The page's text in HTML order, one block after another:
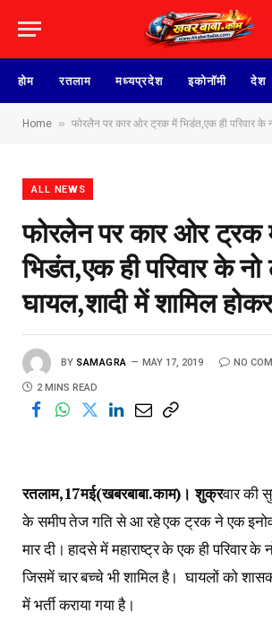
होम रतलाम मध्यप्रदेश इकोनॉमी देश
Home » फोरलेेन पर कार ओर ट्रक में भिडंत,एक ही परिवार के नो लोग
ALL NEWS
फोरलेेन पर कार ओर ट्रक
भिडंत,एक ही परिवार के नो
घायल,शादी में शामिल
BY SAMAGRA MAY 17, 2019 NO
2 MINS READ
रतलाम,17मई(खबरबाबा.काम)। शुक्रवार की
के समीप तेज गति से आ रहे एक ट्रक ने एक
मार दी। हादसे में महाराष्ट्र के एक ही परिवार के
जिसमें चार बच्चे भी शामिल है। घायलों को
में भर्ती कराया गया है।